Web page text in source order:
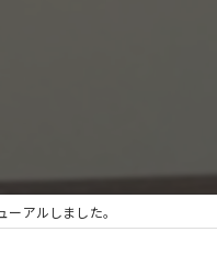
アルしました。